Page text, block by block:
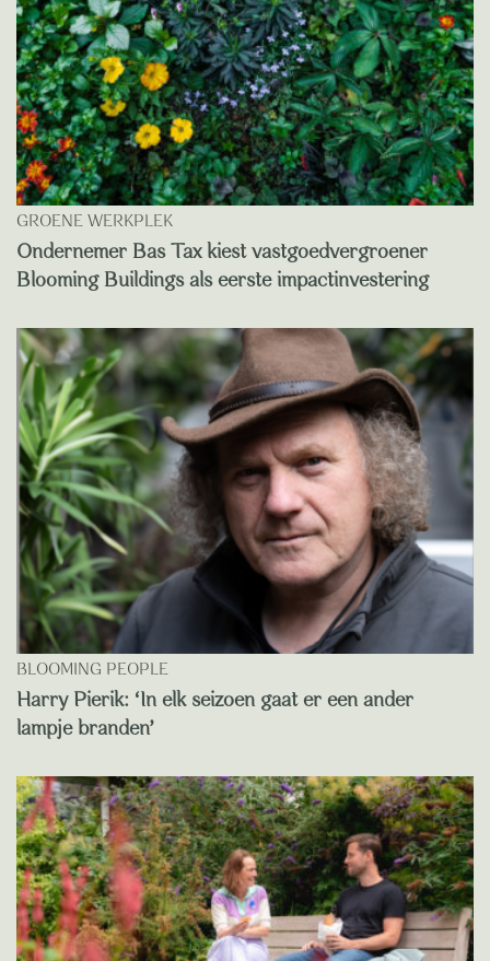
GROENE WERKPLEK
Ondernemer Bas Tax kiest vastgoedvergroener
Blooming Buildings als eerste impactinvestering
BLOOMING PEOPLE
Harry Pierik: ‘In elk seizoen gaat er een ander
lampje branden’